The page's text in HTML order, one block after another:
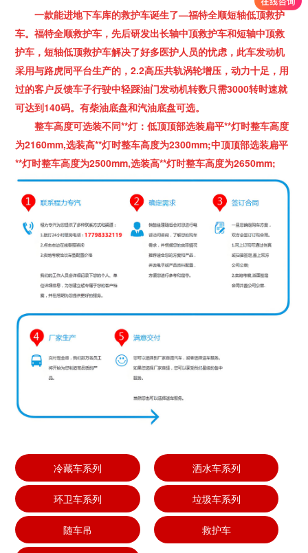
一款能进地下车库的救护车诞生了—福特全顺短轴低顶救护
车。福特全顺救护车，先后研发出长轴中顶救护车和短轴中顶救
护车，短轴低顶救护车解决了好多医护人员的忧虑， 此车发动机
采用与路虎同平台生产的 ，2.2高压共轨涡轮增压，动力十足 ，用
过的客户反馈车子行驶中轻踩油门发动机转数只需3000转时速就
可达到140码。有柴油底盘和汽油底盘可选。
整车高度可选装不同**灯：低顶顶部选装扁平**灯时整车高度
为2160mm,选装高**灯时整车高度为2300mm;中顶顶部选装扁平
**灯时整车高度为2500mm,选装高**灯时整车高度为2650mm;
冷藏车系列 洒水车系列
环卫车系列 垃圾车系列
随车吊 救护车